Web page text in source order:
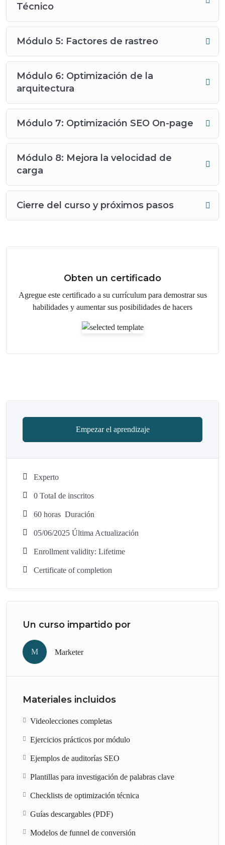
Técnico
Módulo 5: Factores de rastreo
Módulo 6: Optimización de la
arquitectura
Módulo 7: Optimización SEO On-page
Módulo 8: Mejora la velocidad de
carga
Cierre del curso y próximos pasos
Obten un certificado
Agregue este certificado a su currículum para demostrar sus
habilidades y aumentar sus posibilidades de hacers
Empezar el aprendizaje
Experto
0 TotaI de inscritos
60 horas Duración
05/06/2025 Última Actualización
Enrollment validity: Lifetime
Certificate of completion
Un curso impartido por
M Marketer
Materiales incluidos
Videolecciones completas
Ejercicios prácticos por módulo
Ejemplos de auditorías SEO
Plantillas para investigación de palabras clave
Checklists de optimización técnica
Guías descargables (PDF)
Modelos de funnel de conversión